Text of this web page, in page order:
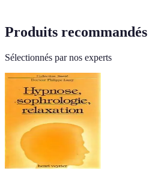
Produits recommandés
Sélectionnés par nos experts